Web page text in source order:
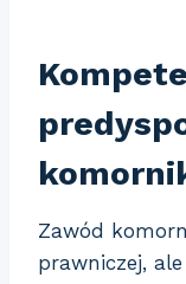
Zawód
prawniczej,